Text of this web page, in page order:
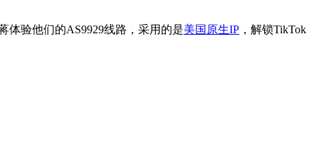
体验他们的AS9929线路，采用的是美国原生IP ，解锁TikTok